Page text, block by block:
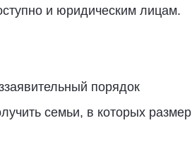
и юридическим лицам.
порядок
семьи, в которых размер